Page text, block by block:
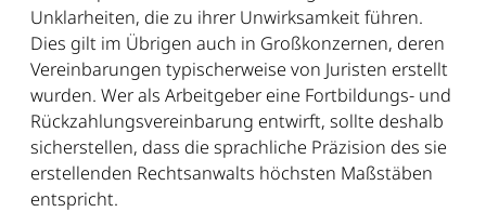
Unklarheiten, die zu ihrer Unwirksamkeit führen.
Dies gilt im Übrigen auch in Großkonzernen, deren
Vereinbarungen typischerweise von Juristen erstellt
wurden. Wer als Arbeitgeber eine Fortbildungs- und
Rückzahlungsvereinbarung entwirft, sollte deshalb
sicherstellen, dass die sprachliche Präzision des sie
erstellenden Rechtsanwalts höchsten Maßstäben
entspricht.